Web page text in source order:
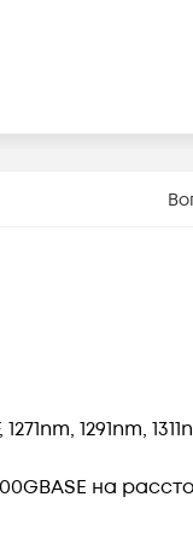
1291nm,
на